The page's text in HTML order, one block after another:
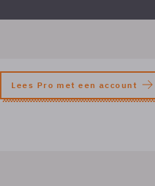
Lees Pro met een account